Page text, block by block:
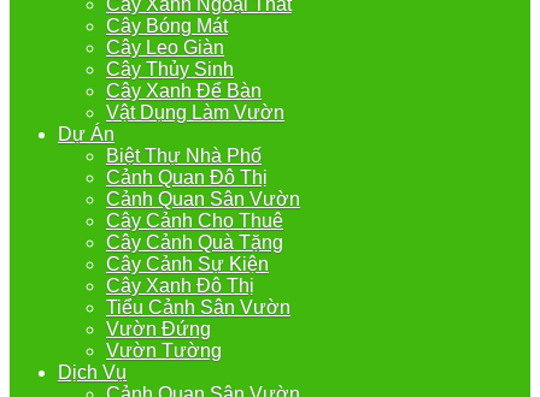
Cây Bóng Mát
Cây Leo Giàn
Cây Thủy Sinh
Cây Xanh Để Bàn
Vật Dụng Làm Vườn
Dự Án
Biệt Thự Nhà Phố
Cảnh Quan Đô Thị
Cảnh Quan Sân Vườn
Cây Cảnh Cho Thuê
Cây Cảnh Quà Tặng
Cây Cảnh Sự Kiện
Cây Xanh Đô Thị
Tiểu Cảnh Sân Vườn
Vườn Đứng
Vườn Tường
Dịch Vụ